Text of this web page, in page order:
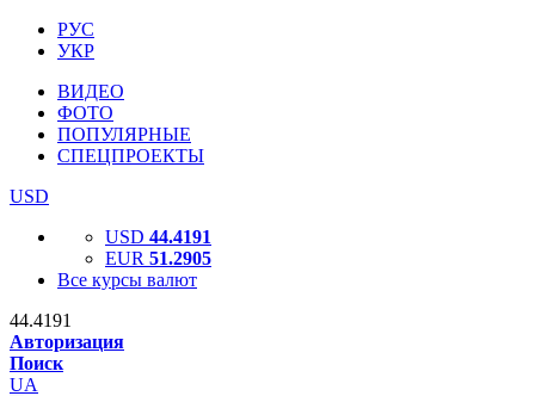
РУС
УКР
ВИДЕО
ФОТО
ПОПУЛЯРНЫЕ
СПЕЦПРОЕКТЫ
USD
USD 44.4191
EUR 51.2905
Все курсы валют
44.4191
Авторизация
Поиск
UA